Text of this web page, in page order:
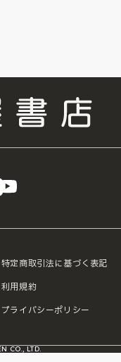
LINE
特定商取引法に基づく表記
利用規約
プライバシーポリシー
CO., LTD.